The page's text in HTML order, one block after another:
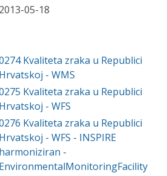
2013-05-18
Kvaliteta zraka u Republici
Hrvatskoj - WMS
Kvaliteta zraka u Republici
Hrvatskoj - WFS
Kvaliteta zraka u Republici
Hrvatskoj - WFS - INSPIRE
harmoniziran -
EnvironmentalMonitoringFacility